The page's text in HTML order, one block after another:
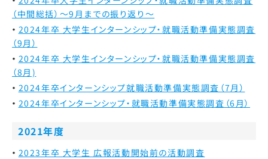
（中間総括）～9月までの振り返り～
2024年卒 大学生インターンシップ・就職活動準備実態調査
（9月）
2024年卒 大学生インターンシップ・就職活動準備実態調査
（8月)
2024年卒インターンシップ就職活動準備実態調査（7月）
2024年卒インターンシップ・就職活動準備実態調査（6月）
2021年度
2023年卒 大学生 広報活動開始前の活動調査